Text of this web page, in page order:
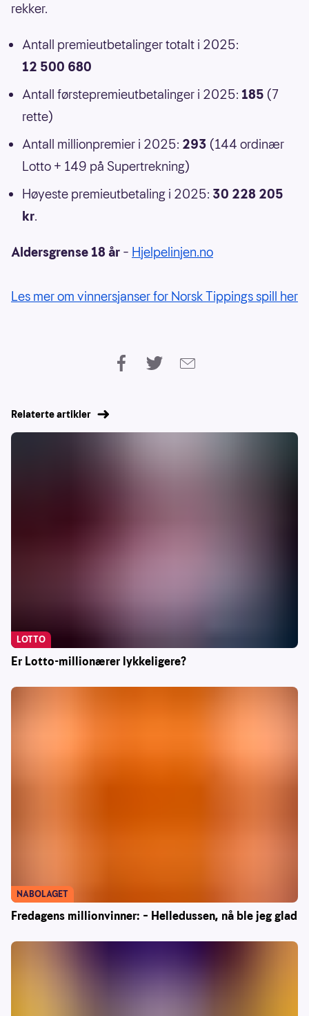
rekker.
Antall premieutbetalinger totalt i 2025:
12 500 680
Antall førstepremieutbetalinger i 2025: 185 (7
rette)
Antall millionpremier i 2025: 293 (144 ordinær
Lotto + 149 på Supertrekning)
Høyeste premieutbetaling i 2025: 30 228 205
kr.
Aldersgrense 18 år – Hjelpelinjen.no
Les mer om vinnersjanser for Norsk Tippings spill her
Relaterte artikler
Er Lotto-millionærer lykkeligere?
LOTTO
Fredagens millionvinner: – Helledussen, nå ble jeg glad
NABOLAGET